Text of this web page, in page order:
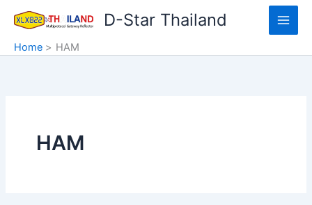
content
D-Star Thailand
Home HAM
HAM